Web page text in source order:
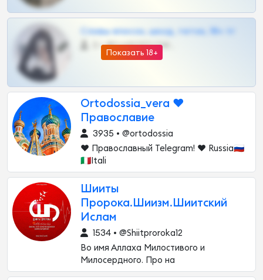
Показать 18+
Сливы вписок, шкод, теток, 18+ тг
0 •
Ortodossia_vera ❤️
Православие
3935 • @ortodossia
❤️ Православный Telegram! ❤️ Russia🇷🇺
🇮🇹Itali
Шииты
Пророка.Шиизм.Шиитский
Ислам
1534 • @Shiitproroka12
Во имя Аллаха Милостивого и
Милосердного. Про на